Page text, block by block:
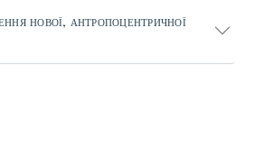
нової, антропоцентричної